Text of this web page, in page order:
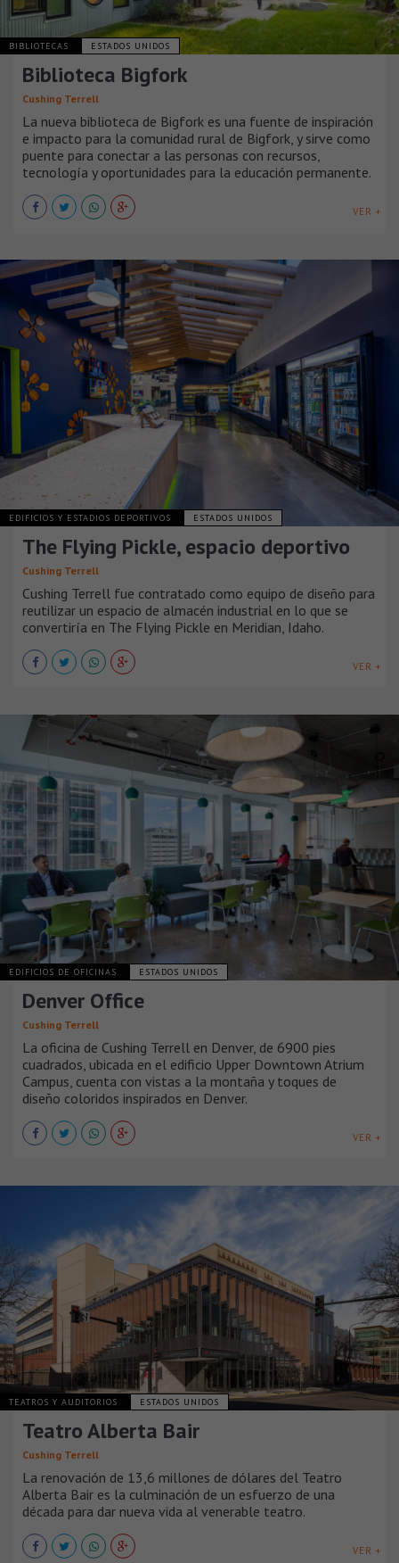
BIBLIOTECAS ESTADOS UNIDOS
Biblioteca Bigfork
Cushing Terrell
La nueva biblioteca de Bigfork es una fuente de inspiración
e impacto para la comunidad rural de Bigfork, y sirve como
puente para conectar a las personas con recursos,
tecnología y oportunidades para la educación permanente.
VER +
EDIFICIOS Y ESTADIOS DEPORTIVOS ESTADOS UNIDOS
The Flying Pickle, espacio deportivo
Cushing Terrell
Cushing Terrell fue contratado como equipo de diseño para
reutilizar un espacio de almacén industrial en lo que se
convertiría en The Flying Pickle en Meridian, Idaho.
VER +
EDIFICIOS DE OFICINAS ESTADOS UNIDOS
Denver Office
Cushing Terrell
La oficina de Cushing Terrell en Denver, de 6900 pies
cuadrados, ubicada en el edificio Upper Downtown Atrium
Campus, cuenta con vistas a la montaña y toques de
diseño coloridos inspirados en Denver.
VER +
TEATROS Y AUDITORIOS ESTADOS UNIDOS
Teatro Alberta Bair
Cushing Terrell
La renovación de 13,6 millones de dólares del Teatro
Alberta Bair es la culminación de un esfuerzo de una
década para dar nueva vida al venerable teatro.
VER +